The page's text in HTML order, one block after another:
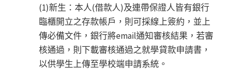
(1)新生：本人(借款人)及連帶保證人皆有銀行
臨櫃開立之存款帳戶，則可採線上簽約，並上
傳必備文件，銀行將email通知審核結果，若審
核通過，則下載審核通過之就學貸款申請書，
以供學生上傳至學校端申請系統。